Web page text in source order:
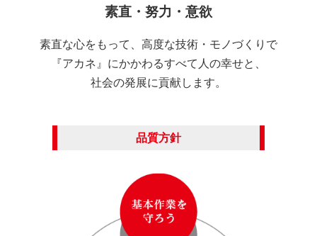
素直・努力・意欲
素直な心をもって、高度な技術・モノづくりで
『アカネ』にかかわるすべて人の幸せと、
社会の発展に貢献します。
品質方針